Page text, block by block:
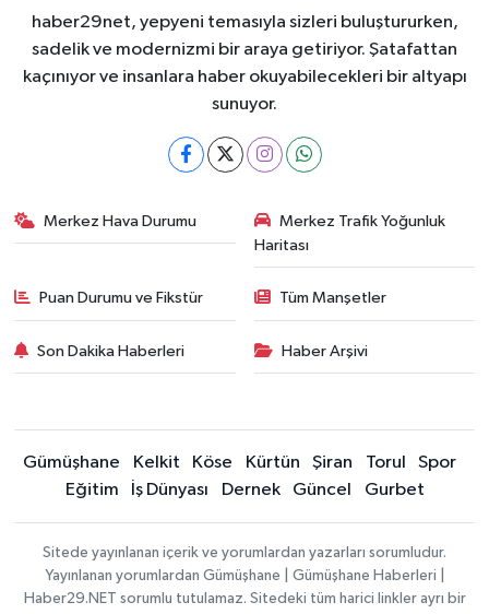
haber29net, yepyeni temasıyla sizleri buluştururken,
sadelik ve modernizmi bir araya getiriyor. Şatafattan
kaçınıyor ve insanlara haber okuyabilecekleri bir altyapı
sunuyor.
Merkez Hava Durumu
Merkez Trafik Yoğunluk
Haritası
Puan Durumu ve Fikstür Tüm Manşetler
Son Dakika Haberleri Haber Arşivi
Gümüşhane Kelkit Köse Kürtün Şiran Torul
Spor
Eğitim
İş Dünyası Dernek Güncel Gurbet
Sitede yayınlanan içerik ve yorumlardan yazarları sorumludur.
Yayınlanan yorumlardan Gümüşhane | Gümüşhane Haberleri |
Haber29.NET sorumlu tutulamaz. Sitedeki tüm harici linkler ayrı bir